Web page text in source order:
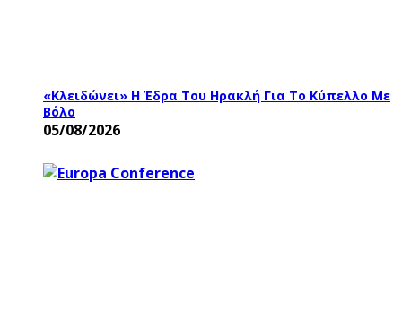
«Κλειδώνει» Η Έδρα Του Ηρακλή Για Το Κύπελλο Με
Βόλο
05/08/2026